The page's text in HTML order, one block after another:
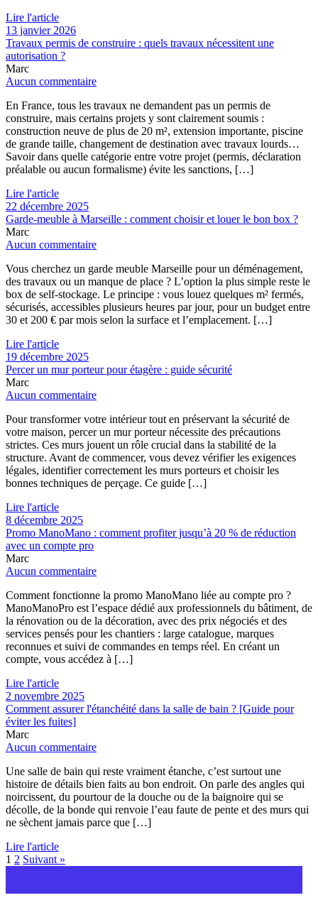
Lire l'article
13 janvier 2026
Travaux permis de construire : quels travaux nécessitent une
autorisation ?
Marc
Aucun commentaire
En France, tous les travaux ne demandent pas un permis de
construire, mais certains projets y sont clairement soumis :
construction neuve de plus de 20 m², extension importante, piscine
de grande taille, changement de destination avec travaux lourds…
Savoir dans quelle catégorie entre votre projet (permis, déclaration
préalable ou aucun formalisme) évite les sanctions, […]
Lire l'article
22 décembre 2025
Garde-meuble à Marseille : comment choisir et louer le bon box ?
Marc
Aucun commentaire
Vous cherchez un garde meuble Marseille pour un déménagement,
des travaux ou un manque de place ? L’option la plus simple reste le
box de self-stockage. Le principe : vous louez quelques m² fermés,
sécurisés, accessibles plusieurs heures par jour, pour un budget entre
30 et 200 € par mois selon la surface et l’emplacement. […]
Lire l'article
19 décembre 2025
Percer un mur porteur pour étagère : guide sécurité
Marc
Aucun commentaire
Pour transformer votre intérieur tout en préservant la sécurité de
votre maison, percer un mur porteur nécessite des précautions
strictes. Ces murs jouent un rôle crucial dans la stabilité de la
structure. Avant de commencer, vous devez vérifier les exigences
légales, identifier correctement les murs porteurs et choisir les
bonnes techniques de perçage. Ce guide […]
Lire l'article
8 décembre 2025
Promo ManoMano : comment profiter jusqu’à 20 % de réduction
avec un compte pro
Marc
Aucun commentaire
Comment fonctionne la promo ManoMano liée au compte pro ?
ManoManoPro est l’espace dédié aux professionnels du bâtiment, de
la rénovation ou de la décoration, avec des prix négociés et des
services pensés pour les chantiers : large catalogue, marques
reconnues et suivi de commandes en temps réel. En créant un
compte, vous accédez à […]
Lire l'article
2 novembre 2025
Comment assurer l'étanchéité dans la salle de bain ? [Guide pour
éviter les fuites]
Marc
Aucun commentaire
Une salle de bain qui reste vraiment étanche, c’est surtout une
histoire de détails bien faits au bon endroit. On parle des angles qui
noircissent, du pourtour de la douche ou de la baignoire qui se
décolle, de la bonde qui renvoie l’eau faute de pente et des murs qui
ne sèchent jamais parce que […]
Lire l'article
1 2 Suivant »